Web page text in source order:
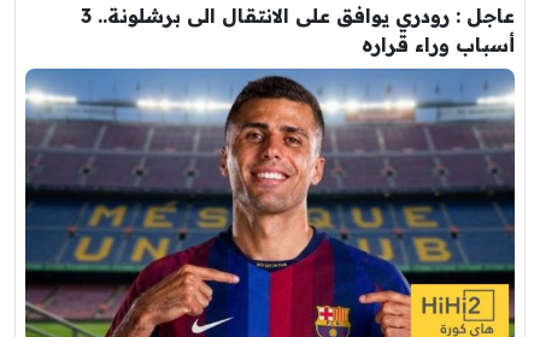
عاجل : رودري يوافق على الانتقال الى برشلونة.. 3
أسباب وراء قراره